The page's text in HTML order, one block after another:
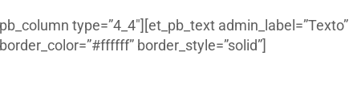
type=”4_4″][et_pb_text admin_label=”Texto”
border_style=”solid”]